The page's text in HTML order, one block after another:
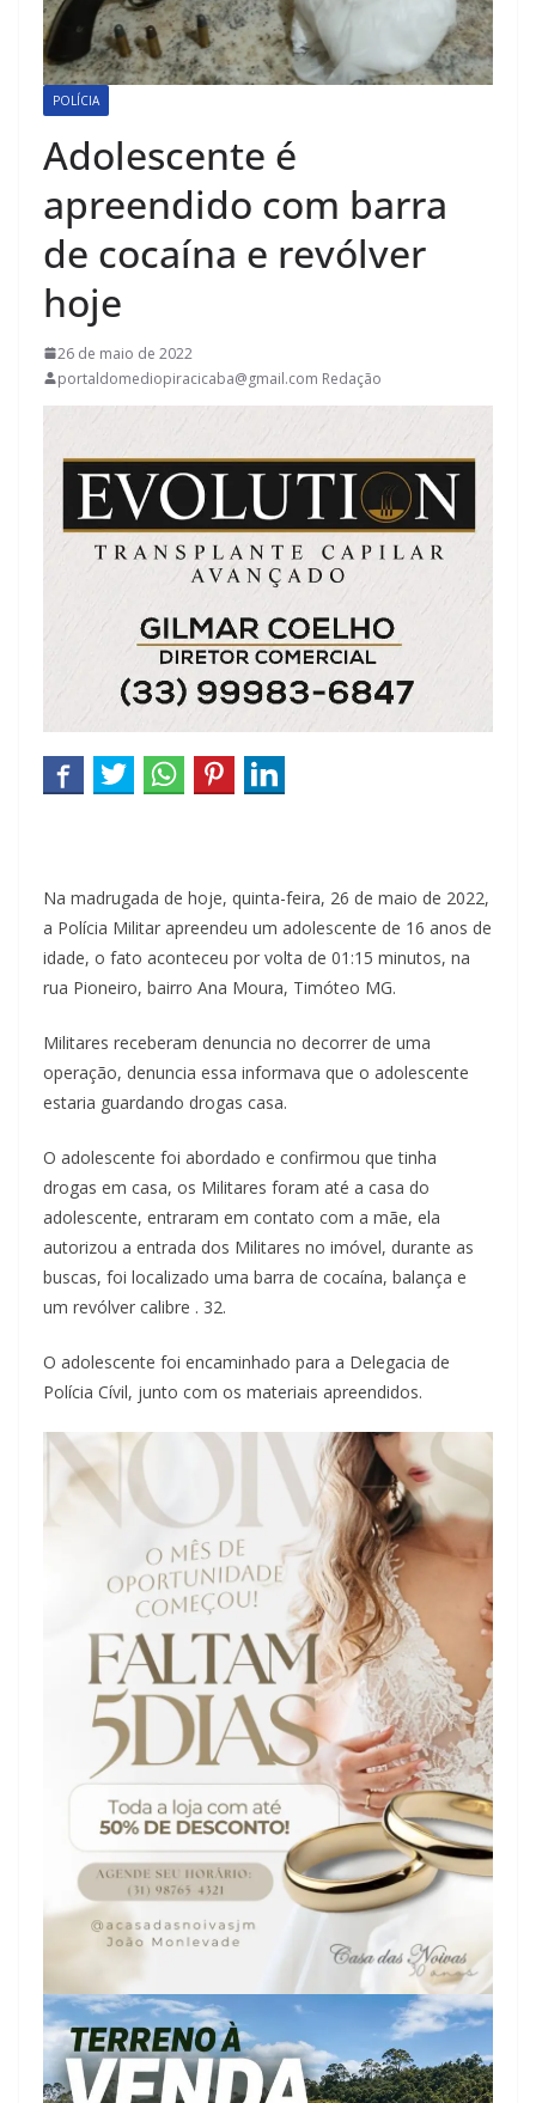
POLÍCIA
Adolescente é
apreendido com barra
de cocaína e revólver
hoje
26 de maio de 2022
portaldomediopiracicaba@gmail.com Redação
Na madrugada de hoje, quinta-feira, 26 de maio de 2022,
a Polícia Militar apreendeu um adolescente de 16 anos de
idade, o fato aconteceu por volta de 01:15 minutos, na
rua Pioneiro, bairro Ana Moura, Timóteo MG.
Militares receberam denuncia no decorrer de uma
operação, denuncia essa informava que o adolescente
estaria guardando drogas casa.
O adolescente foi abordado e confirmou que tinha
drogas em casa, os Militares foram até a casa do
adolescente, entraram em contato com a mãe, ela
autorizou a entrada dos Militares no imóvel, durante as
buscas, foi localizado uma barra de cocaína, balança e
um revólver calibre . 32.
O adolescente foi encaminhado para a Delegacia de
Polícia Cívil, junto com os materiais apreendidos.